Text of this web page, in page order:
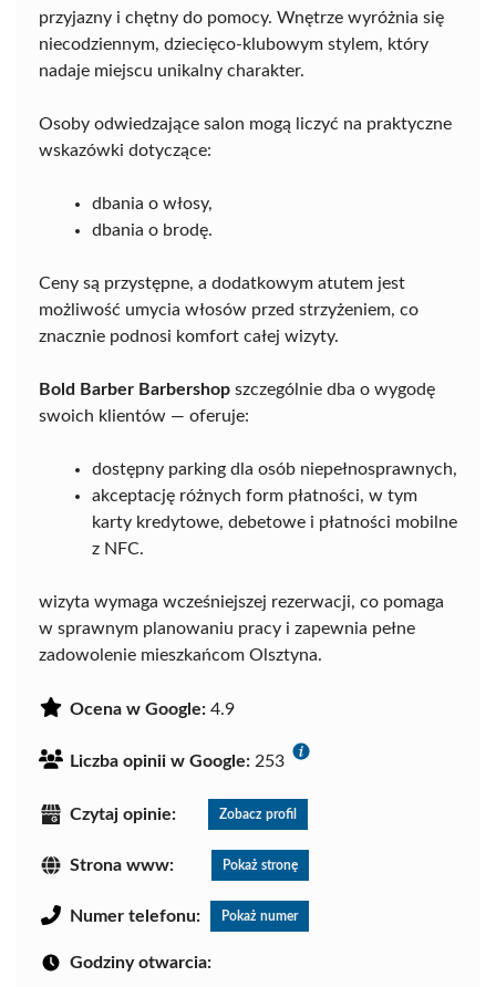
przyjazny i chętny do pomocy. Wnętrze wyróżnia się
niecodziennym, dziecięco-klubowym stylem, który
nadaje miejscu unikalny charakter.
Osoby odwiedzające salon mogą liczyć na praktyczne
wskazówki dotyczące:
dbania o włosy,
dbania o brodę.
Ceny są przystępne, a dodatkowym atutem jest
możliwość umycia włosów przed strzyżeniem, co
znacznie podnosi komfort całej wizyty.
Bold Barber Barbershop szczególnie dba o wygodę
swoich klientów — oferuje:
dostępny parking dla osób niepełnosprawnych,
akceptację różnych form płatności, w tym
karty kredytowe, debetowe i płatności mobilne
z NFC.
wizyta wymaga wcześniejszej rezerwacji, co pomaga
w sprawnym planowaniu pracy i zapewnia pełne
zadowolenie mieszkańcom Olsztyna.
Ocena w Google: 4.9
Liczba opinii w Google: 253
Czytaj opinie: Zobacz profil
Strona www: Pokaż stronę
Numer telefonu: Pokaż numer
Godziny otwarcia: